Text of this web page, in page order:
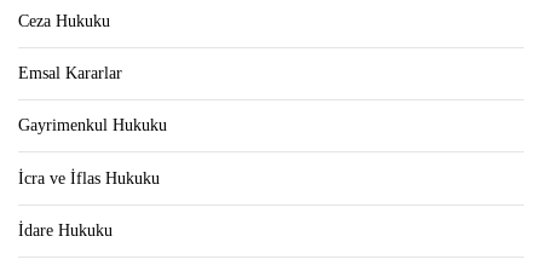
Ceza Hukuku
Emsal Kararlar
Gayrimenkul Hukuku
İcra ve İflas Hukuku
İdare Hukuku